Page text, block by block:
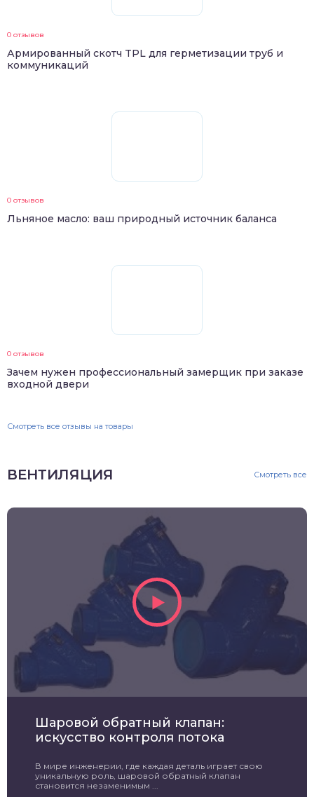
0 отзывов
Армированный скотч TPL для герметизации труб и
коммуникаций
0 отзывов
Льняное масло: ваш природный источник баланса
0 отзывов
Зачем нужен профессиональный замерщик при заказе
входной двери
Смотреть все отзывы на товары
ВЕНТИЛЯЦИЯ Смотреть все
Шаровой обратный клапан:
искусство контроля потока
В мире инженерии, где каждая деталь играет свою
уникальную роль, шаровой обратный клапан
становится незаменимым ...